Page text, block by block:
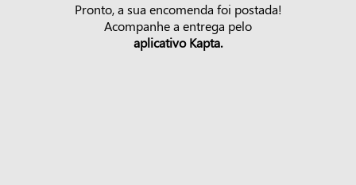
Pronto, a sua encomenda foi postada!
Acompanhe a entrega pelo
aplicativo Kapta.